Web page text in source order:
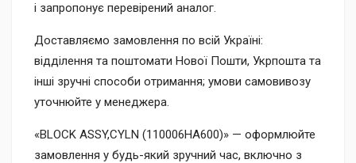
і запропонує перевірений аналог.
Доставляємо замовлення по всій Україні:
відділення та поштомати Нової Пошти, Укрпошта та
інші зручні способи отримання; умови самовивозу
уточнюйте у менеджера.
«BLOCK ASSY,CYLN (110006HA600)» — оформлюйте
замовлення у будь-який зручний час, включно з